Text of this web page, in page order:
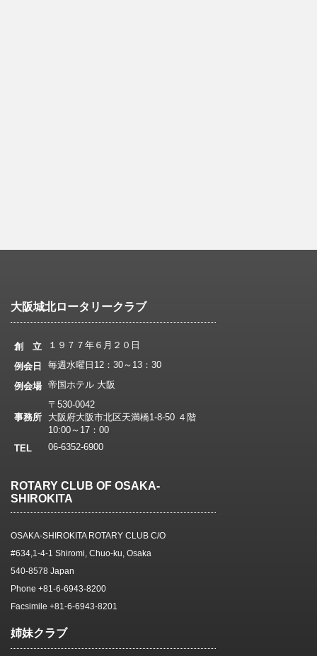
大阪城北ロータリークラブ
創 立
１９７７年６月２０日
例会日
毎週水曜日12：30～13：30
例会場 帝国ホテル 大阪
事務所
〒530-0042
大阪府大阪市北区天満橋1-8-50 ４階
10:00～17：00
TEL
06-6352-6900
ROTARY CLUB OF OSAKA-
SHIROKITA
OSAKA-SHIROKITA ROTARY CLUB C/O
#634,1-4-1 Shiromi, Chuo-ku, Osaka
540-8578 Japan
Phone +81-6-6943-8200
Facsimile +81-6-6943-8201
姉妹クラブ